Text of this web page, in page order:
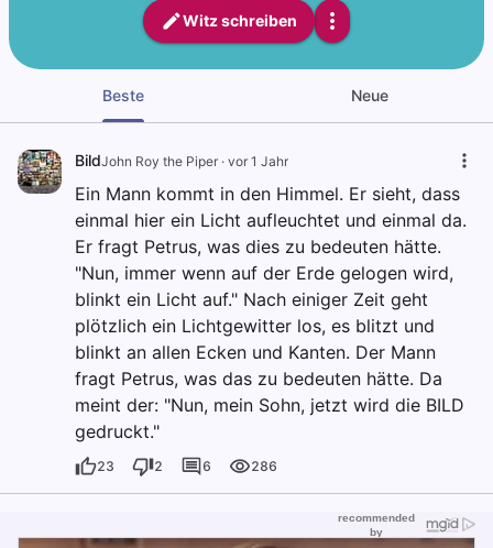
Witz schreiben
Beste Neue
BildJohn Roy the Piper · vor 1 Jahr
Ein Mann kommt in den Himmel. Er sieht, dass
einmal hier ein Licht aufleuchtet und einmal da.
Er fragt Petrus, was dies zu bedeuten hätte.
"Nun, immer wenn auf der Erde gelogen wird,
blinkt ein Licht auf." Nach einiger Zeit geht
plötzlich ein Lichtgewitter los, es blitzt und
blinkt an allen Ecken und Kanten. Der Mann
fragt Petrus, was das zu bedeuten hätte. Da
meint der: "Nun, mein Sohn, jetzt wird die BILD
gedruckt."
23 2 6 286